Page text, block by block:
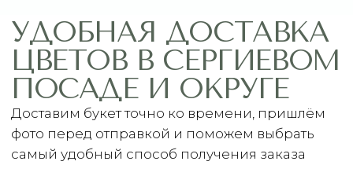
Главная
Каталог
1 сентября
Акции
Подписки
Доставка и оплата
Отзывы
О компании
Пользовательское
соглашение
Политика
конфиденциальности
ДАННЫЕ
Связаться с нами
Рекомендации по уходу